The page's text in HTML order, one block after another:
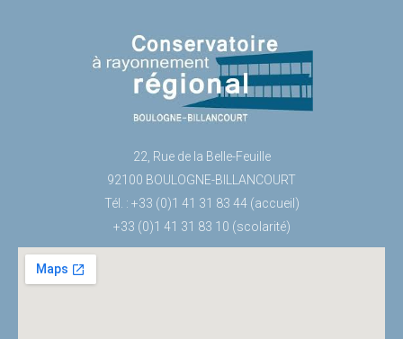
22, Rue de la Belle-Feuille
92100 BOULOGNE-BILLANCOURT
Tél. : +33 (0)1 41 31 83 44 (accueil)
+33 (0)1 41 31 83 10 (scolarité)